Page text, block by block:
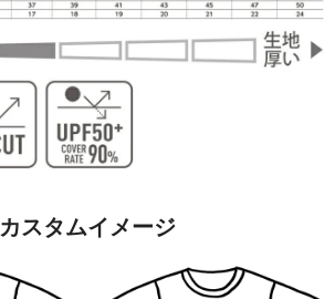
カスタムイメージ